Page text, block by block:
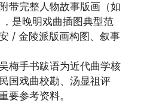
带完整人物故事版画（如
，是晚明戏曲插图典型范
/ 金陵派版画构图、叙事
吴梅手书跋语为近代曲学核
国戏曲校勘、汤显祖评
要参考资料。